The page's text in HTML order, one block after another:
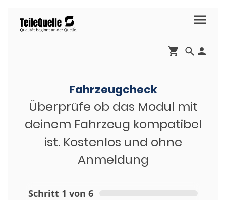
Schritt 1 von 6
Fahrzeugcheck
Überprüfe ob das Modul mit
deinem Fahrzeug kompatibel
ist. Kostenlos und ohne
Anmeldung